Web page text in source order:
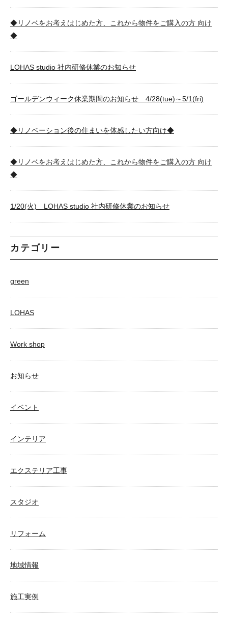
◆リノベをお考えはじめた方、これから物件をご購入の方 向け
◆
LOHAS studio 社内研修休業のお知らせ
ゴールデンウィーク休業期間のお知らせ 4/28(tue)～5/1(fri)
◆リノベーション後の住まいを体感したい方向け◆
◆リノベをお考えはじめた方、これから物件をご購入の方 向け
◆
1/20(火) LOHAS studio 社内研修休業のお知らせ
カテゴリー
green
LOHAS
Work shop
お知らせ
イベント
インテリア
エクステリア工事
スタジオ
リフォーム
地域情報
施工実例